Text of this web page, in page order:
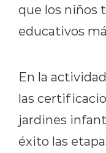
que los niños
educativos
En la
las
jardines
éxito las